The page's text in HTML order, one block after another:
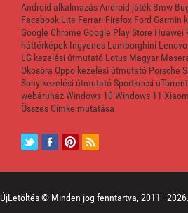
Android alkalmazásAndroid játék Bmw
Facebook Lite Ferrari Firefox Ford Garmin
Google Chrome Google Play Store Huawei
háttérképek Ingyenes Lamborghini
LG kezelési útmutató Lotus Magyar
Okosóra Oppo kezelési útmutató Porsche
Sony kezelési útmutatóSportkocsi uTorrent
webáruházWindows 10 Windows 11
Összes Címke mutatása
ÚjLetöltés © Minden jog fenntartva, 2011 -2026.